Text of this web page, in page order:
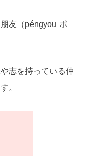
友（péngyou ポ
志を持っている仲
。